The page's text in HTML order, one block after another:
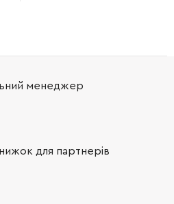
менеджер
для партнерів